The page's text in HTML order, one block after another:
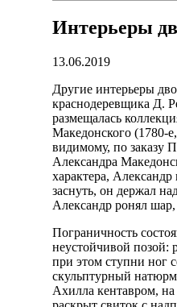
Интерьеры
13.06.2019
Другие интерьеры
краснодеревщика Д.
размещалась
Македонского (1780-
видимому, по заказу
Александра
характера,
заснуть, он держал
Александр ронял
Пограничность
неустойчивой позой:
при этом ступни ног
скульптурный
Ахилла кентавром,